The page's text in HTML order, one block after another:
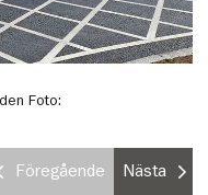
Foto:
Föregående Nästa